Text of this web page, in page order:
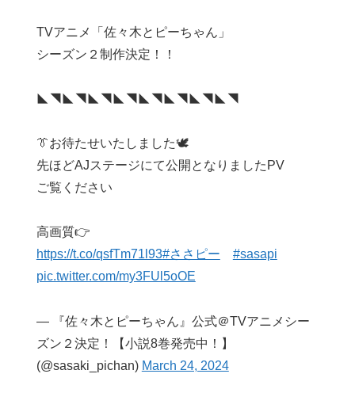
TVアニメ「佐々木とピーちゃん」
シーズン２制作決定！！
◣◥◣◥◣◥◣◥◣◥◣◥◣◥◣◥
👔お待たせいたしました🕊
先ほどAJステージにて公開となりましたPV
ご覧ください
高画質👉
https://t.co/qsfTm71l93#ささピー
#sasapi
pic.twitter.com/my3FUl5oOE
— 『佐々木とピーちゃん』公式＠TVアニメシー
ズン２決定！【小説8巻発売中！】
(@sasaki_pichan) March 24, 2024